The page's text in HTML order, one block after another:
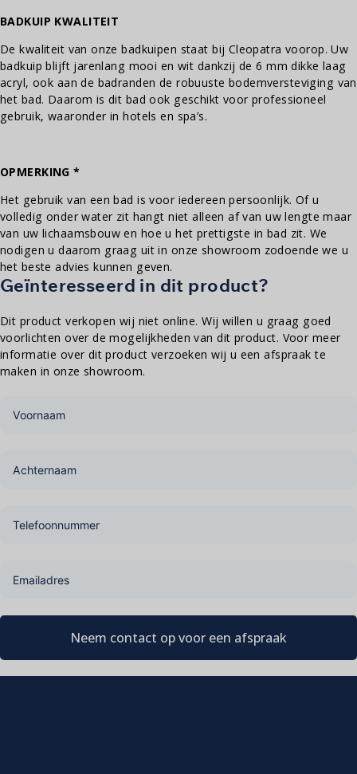
BADKUIP KWALITEIT
De kwaliteit van onze badkuipen staat bij Cleopatra voorop. Uw
badkuip blijft jarenlang mooi en wit dankzij de 6 mm dikke laag
acryl, ook aan de badranden de robuuste bodemversteviging van
het bad. Daarom is dit bad ook geschikt voor professioneel
gebruik, waaronder in hotels en spa’s.
OPMERKING *
Het gebruik van een bad is voor iedereen persoonlijk. Of u
volledig onder water zit hangt niet alleen af van uw lengte maar
van uw lichaamsbouw en hoe u het prettigste in bad zit. We
nodigen u daarom graag uit in onze showroom zodoende we u
het beste advies kunnen geven.
Geïnteresseerd in dit product?
Dit product verkopen wij niet online. Wij willen u graag goed
voorlichten over de mogelijkheden van dit product. Voor meer
informatie over dit product verzoeken wij u een afspraak te
maken in onze showroom.
Neem contact op voor een afspraak